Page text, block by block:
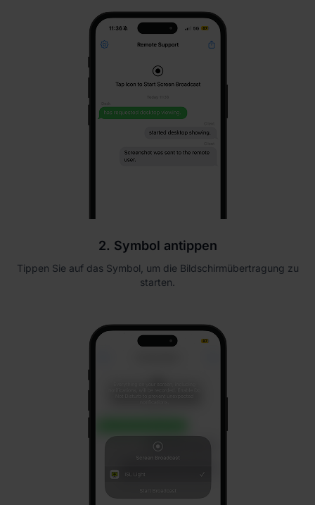
2. Symbol antippen
Tippen Sie auf das Symbol, um die Bildschirmübertragung zu
starten.